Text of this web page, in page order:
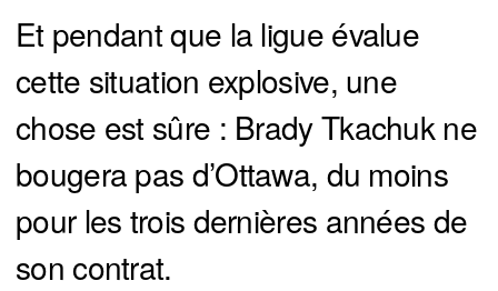
Et pendant que la ligue évalue
cette situation explosive, une
chose est sûre : Brady Tkachuk ne
bougera pas d’Ottawa, du moins
pour les trois dernières années de
son contrat.